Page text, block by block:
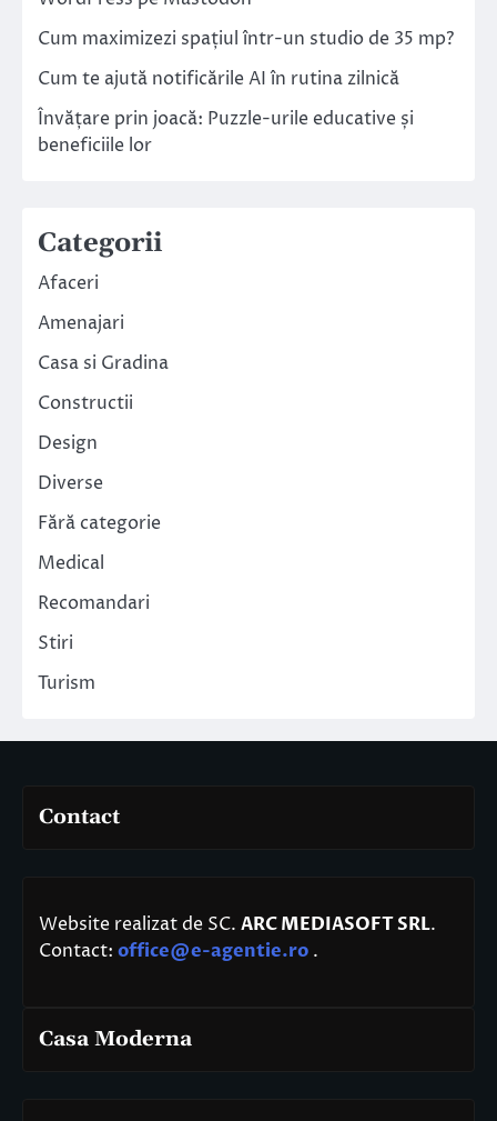
Cum maximizezi spațiul într-un studio de 35 mp?
Cum te ajută notificările AI în rutina zilnică
Învățare prin joacă: Puzzle-urile educative și
beneficiile lor
Categorii
Afaceri
Amenajari
Casa si Gradina
Constructii
Design
Diverse
Fără categorie
Medical
Recomandari
Stiri
Turism
Contact
Website realizat de SC. ARC MEDIASOFT SRL.
Contact: office@e-agentie.ro .
Casa Moderna